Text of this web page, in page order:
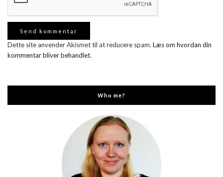
Dette site anvender Akismet til at reducere spam. Læs om hvordan din
kommentar bliver behandlet.
Who me?